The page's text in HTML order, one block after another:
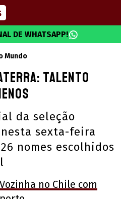
DE WHATSAPP!
Mundo
talento
da seleção
sexta-feira
nomes escolhidos
no Chile com